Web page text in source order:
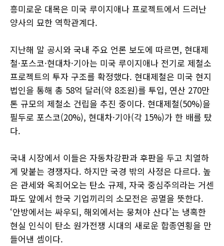
흥미로운 대목은 미국 루이지애나 프로젝트에서 드러난
양사의 묘한 역학관계다.
지난해 말 공시와 국내 주요 언론 보도에 따르면, 현대제
철·포스코·현대차·기아는 미국 루이지애나 전기로 제철소
프로젝트의 투자 구조를 확정했다. 현대제철은 미국 현지
법인을 통해 총 58억 달러(약 8조원)를 투입, 연산 270만
톤 규모의 제철소 건립을 추진 중이다. 현대제철(50%)을
필두로 포스코(20%), 현대차·기아(각 15%)가 한 배를 탔
다.
국내 시장에서 이들은 자동차강판과 후판을 두고 치열하
게 맞붙는 경쟁자다. 하지만 국경 밖의 사정은 다르다. 높
은 관세와 옥죄어오는 탄소 규제, 자국 중심주의라는 거센
파도 앞에서 한국 기업끼리의 소모전은 공멸을 뜻한다.
‘안방에서는 싸우되, 해외에서는 뭉쳐야 산다’는 냉혹한
현실 인식이 탄소 원가전쟁 시대의 새로운 합종연횡을 만
들어낸 셈이다.